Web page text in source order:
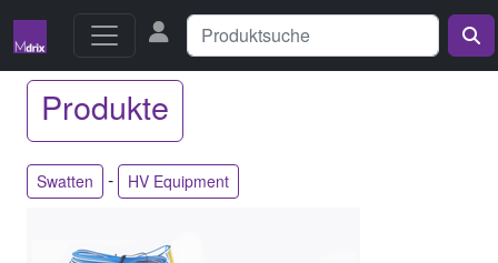
Produkte
Swatten - HV Equipment